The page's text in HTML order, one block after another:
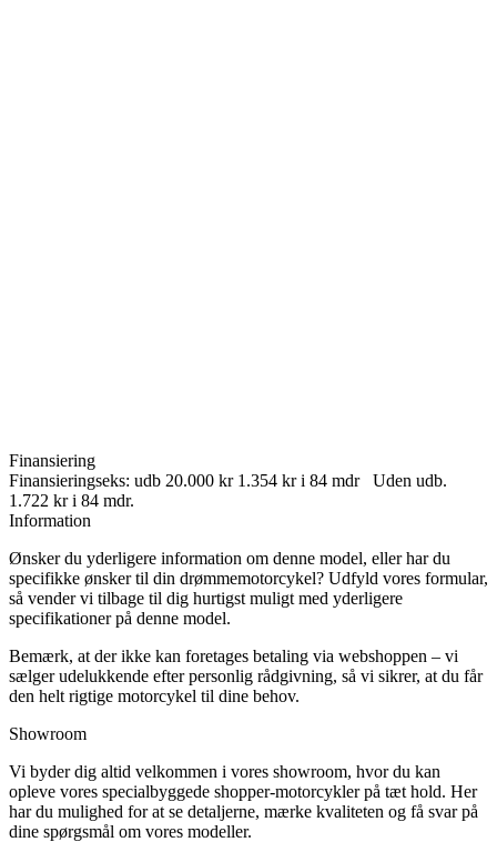
Finansiering
Finansieringseks: udb 20.000 kr 1.354 kr i 84 mdr Uden udb.
1.722 kr i 84 mdr.
Information
Ønsker du yderligere information om denne model, eller har du
specifikke ønsker til din drømmemotorcykel? Udfyld vores formular,
så vender vi tilbage til dig hurtigst muligt med yderligere
specifikationer på denne model.
Bemærk, at der ikke kan foretages betaling via webshoppen – vi
sælger udelukkende efter personlig rådgivning, så vi sikrer, at du får
den helt rigtige motorcykel til dine behov.
Showroom
Vi byder dig altid velkommen i vores showroom, hvor du kan
opleve vores specialbyggede shopper-motorcykler på tæt hold. Her
har du mulighed for at se detaljerne, mærke kvaliteten og få svar på
dine spørgsmål om vores modeller.